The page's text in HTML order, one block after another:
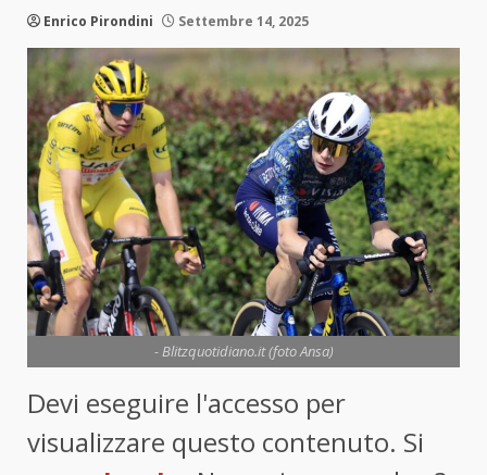
Enrico Pirondini Settembre 14, 2025
- Blitzquotidiano.it (foto Ansa)
Devi eseguire l'accesso per
visualizzare questo contenuto. Si